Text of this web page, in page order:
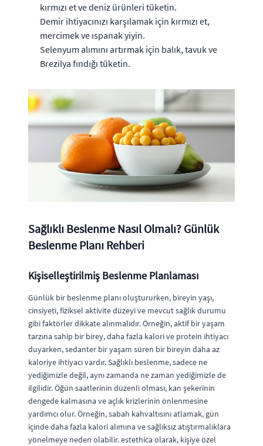
kırmızı et ve deniz ürünleri tüketin.
Demir ihtiyacınızı karşılamak için kırmızı et,
mercimek ve ıspanak yiyin.
Selenyum alımını artırmak için balık, tavuk ve
Brezilya fındığı tüketin.
Sağlıklı Beslenme Nasıl Olmalı? Günlük
Beslenme Planı Rehberi
Kişiselleştirilmiş Beslenme Planlaması
Günlük bir beslenme planı oluştururken, bireyin yaşı,
cinsiyeti, fiziksel aktivite düzeyi ve mevcut sağlık durumu
gibi faktörler dikkate alınmalıdır. Örneğin, aktif bir yaşam
tarzına sahip bir birey, daha fazla kalori ve protein ihtiyacı
duyarken, sedanter bir yaşam süren bir bireyin daha az
kaloriye ihtiyacı vardır. Sağlıklı beslenme, sadece ne
yediğimizle değil, aynı zamanda ne zaman yediğimizle de
ilgilidir. Öğün saatlerinin düzenli olması, kan şekerinin
dengede kalmasına ve açlık krizlerinin önlenmesine
yardımcı olur. Örneğin, sabah kahvaltısını atlamak, gün
içinde daha fazla kalori alımına ve sağlıksız atıştırmalıklara
yönelmeye neden olabilir. estethica olarak, kişiye özel